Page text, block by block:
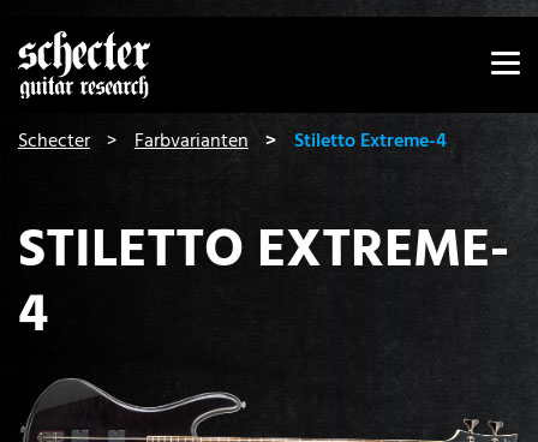
Zeige besser passende Version dieser Seite
Diese Meldung nicht mehr anzeigen
Schecter Farbvarianten Stiletto Extreme-4
STILETTO EXTREME-
4